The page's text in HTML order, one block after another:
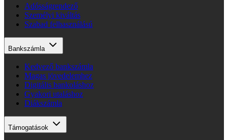
Adósságrendező
Személyi kiváltás
Szabad felhasználású
Bankszámla
Kedvező bankszámla
Magas jövedelemhez
Digitális bankoláshoz
Gyakori utaláshoz
Diákszámla
Támogatások